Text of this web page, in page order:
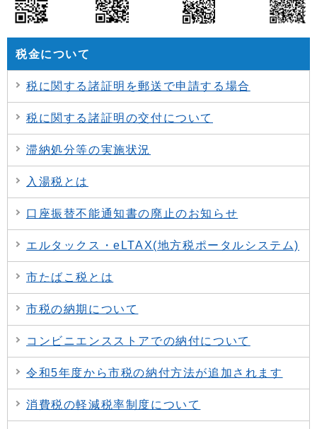
税金について
税に関する諸証明を郵送で申請する場合
税に関する諸証明の交付について
滞納処分等の実施状況
入湯税とは
口座振替不能通知書の廃止のお知らせ
エルタックス・eLTAX(地方税ポータルシステム)
市たばこ税とは
市税の納期について
コンビニエンスストアでの納付について
令和5年度から市税の納付方法が追加されます
消費税の軽減税率制度について